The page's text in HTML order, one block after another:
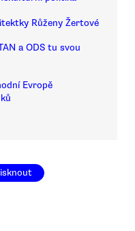
Růženy Žertové
a ODS tu svou
Evropě